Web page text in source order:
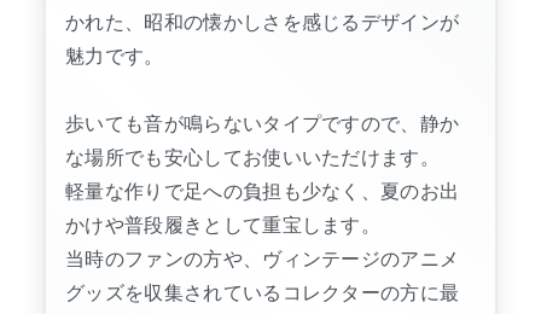
かれた、昭和の懐かしさを感じるデザインが
魅力です。
歩いても音が鳴らないタイプですので、静か
な場所でも安心してお使いいただけます。
軽量な作りで足への負担も少なく、夏のお出
かけや普段履きとして重宝します。
当時のファンの方や、ヴィンテージのアニメ
グッズを収集されているコレクターの方に最